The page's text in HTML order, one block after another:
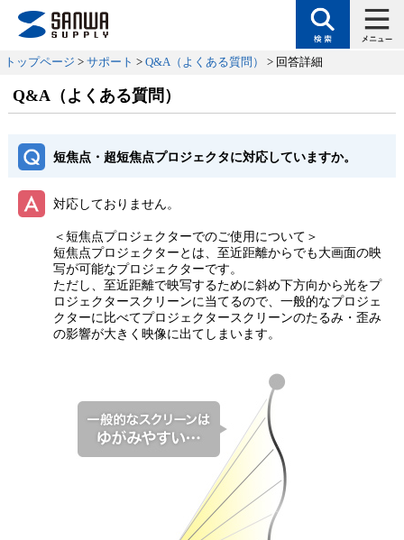
トップページ > サポート > Q&A（よくある質問） > 回答詳細
Q&A（よくある質問）
短焦点・超短焦点プロジェクタに対応していますか。
対応しておりません。
＜短焦点プロジェクターでのご使用について＞
短焦点プロジェクターとは、至近距離からでも大画面の映
写が可能なプロジェクターです。
ただし、至近距離で映写するために斜め下方向から光をプ
ロジェクタースクリーンに当てるので、一般的なプロジェ
クターに比べてプロジェクタースクリーンのたるみ・歪み
の影響が大きく映像に出てしまいます。